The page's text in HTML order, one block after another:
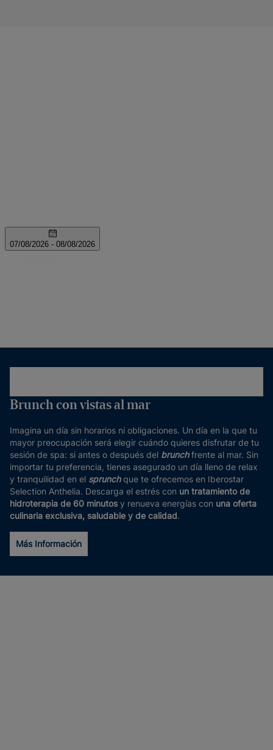
Brunch con vistas al mar
Imagina un día sin horarios ni obligaciones. Un día en la que tu
mayor preocupación será elegir cuándo quieres disfrutar de tu
sesión de spa: si antes o después del brunch frente al mar. Sin
importar tu preferencia, tienes asegurado un día lleno de relax
y tranquilidad en el sprunchque te ofrecemos en Iberostar
Selection Anthelia. Descarga el estrés con un tratamiento de
hidroterapia de 60 minutos y renueva energías con una oferta
culinaria exclusiva, saludable y de calidad.
Más Información